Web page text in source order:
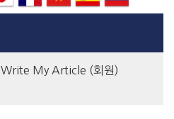
Write My Article (회원)